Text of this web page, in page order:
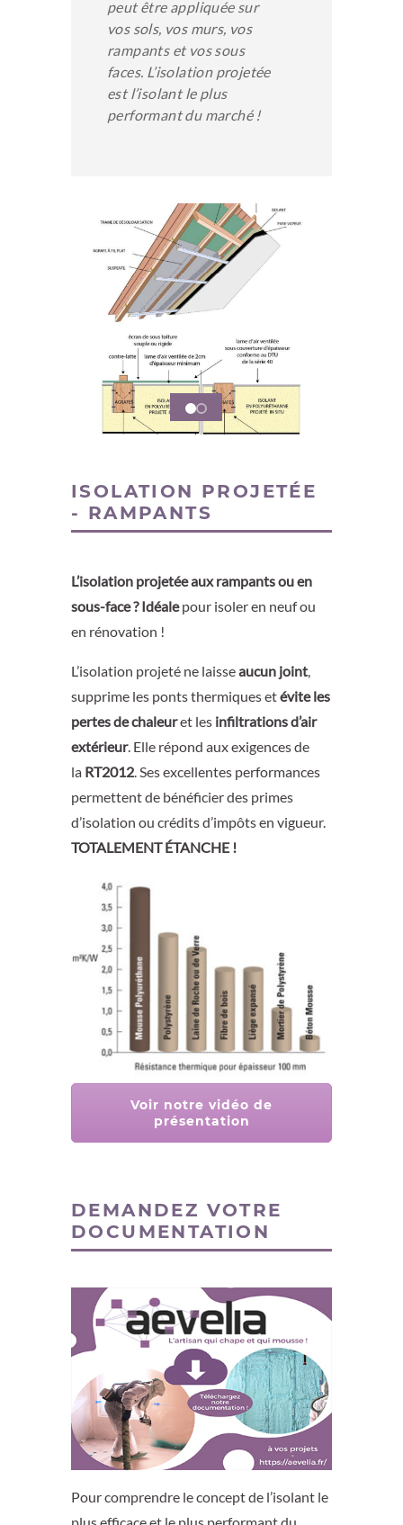
peut être appliquée sur
vos sols, vos murs, vos
rampants et vos sous
faces. L’isolation projetée
est l’isolant le plus
performant du marché !
ISOLATION PROJETÉE
- RAMPANTS
L’isolation projetée aux rampants ou en
sous-face ? Idéalepour isoler en neuf ou
en rénovation !
L’isolation projeté ne laisseaucun joint,
supprime les ponts thermiques etévite les
pertes de chaleuret les infiltrations d’air
extérieur. Elle répond aux exigences de
la RT2012. Ses excellentes performances
permettent de bénéficier des primes
d’isolation ou crédits d’impôts en vigueur.
TOTALEMENT ÉTANCHE !
Voir notre vidéo de
présentation
DEMANDEZ VOTRE
DOCUMENTATION
Pour comprendre le concept de l’isolant le
plus efficace et le plus performant du